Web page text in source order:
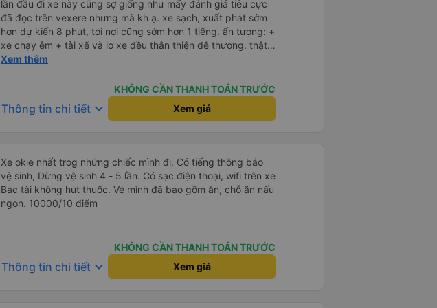
mới. Cảm ơn nhà xe đã giúp đỡ
lần đầu đi xe này cũng sợ giống như mấy đánh giá tiêu cực
đã đọc trên vexere nhưng mà kh ạ. xe sạch, xuất phát sớm
hơn dự kiến 8 phút, tới nơi cũng sớm hơn 1 tiếng. ấn tượng: +
xe chạy êm + tài xế và lơ xe đều thân thiện dễ thương. thật
ra cũng kh tiếp xúc nhiều+ lắm nhưng cá nhân mình cảm
hợp, cá nhân mình thấy kh hợp lắm nhưng chưa đến mức tệ
mình đi chuyến quảng ngãi - an sương, xe dừng đúng 3 lần
(cả ăn tối) cho khách đi vệ sinh. cái hay ở đây là khi gần tới
đủ. tóm lại thì lần đầu đi xe này và sẽ có lần sau nếu có dịp,
ấn tượng tốt
Xem thêm
KHÔNG CẦN THANH TOÁN TRƯỚC
Thông tin chi tiết keyboard_arrow_down Xem giá
Xe okie nhất trog những chiếc mình đi. Có tiếng thông báo
vệ sinh, Dừng vệ sinh 4 - 5 lần. Có sạc điện thoại, wifi trên xe
Bác tài không hút thuốc. Vé mình đã bao gồm ăn, chỗ ăn nấu
ngon. 10000/10 điểm
KHÔNG CẦN THANH TOÁN TRƯỚC
Thông tin chi tiết keyboard_arrow_down Xem giá